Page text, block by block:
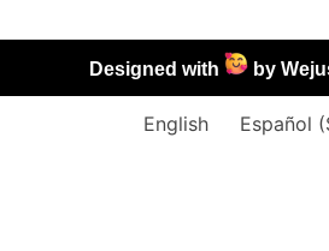
Designed with by
English Español (